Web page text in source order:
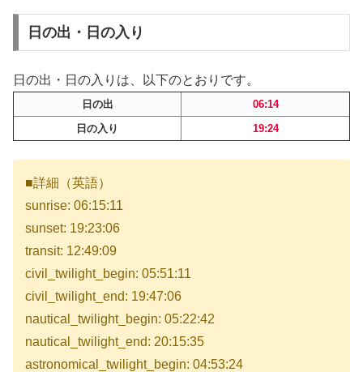
日の出・日の入り
日の出・日の入りは、以下のとおりです。
日の出
06:14
日の入り
19:24
■詳細（英語）
sunrise: 06:15:11
sunset: 19:23:06
transit: 12:49:09
civil_twilight_begin: 05:51:11
civil_twilight_end: 19:47:06
nautical_twilight_begin: 05:22:42
nautical_twilight_end: 20:15:35
astronomical_twilight_begin: 04:53:24